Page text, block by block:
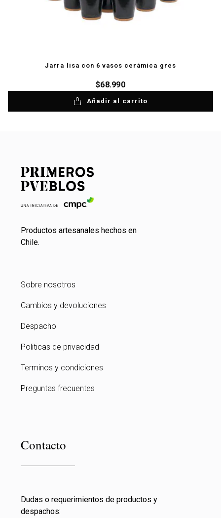
Jarra lisa con 6 vasos cerámica gres
$68.990
Añadir al carrito
Productos artesanales hechos en
Chile.
Sobre nosotros
Cambios y devoluciones
Despacho
Politicas de privacidad
Terminos y condiciones
Preguntas frecuentes
Contacto
Dudas o requerimientos de productos y
despachos: